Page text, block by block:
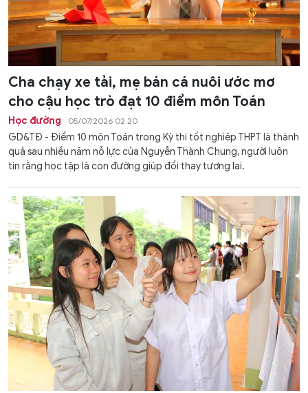
Cha chạy xe tải, mẹ bán cá nuôi ước mơ
cho cậu học trò đạt 10 điểm môn Toán
Học đường 05/07/2026 02:20
GD&TĐ - Điểm 10 môn Toán trong Kỳ thi tốt nghiệp THPT là thành
quả sau nhiều năm nỗ lực của Nguyễn Thành Chung, người luôn
tin rằng học tập là con đường giúp đổi thay tương lai.